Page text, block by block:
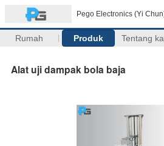
Pego Electronics (Yi
Rumah Produk Tentang
Alat uji dampak bola baja